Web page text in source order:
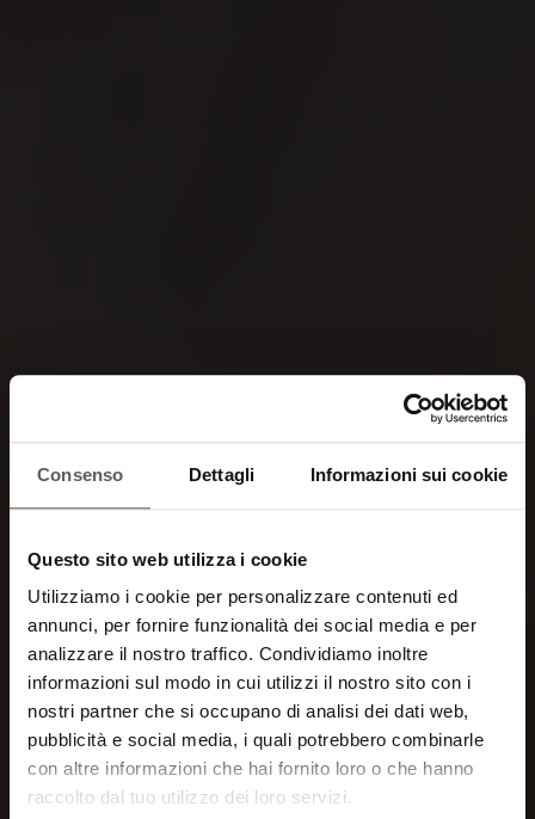
Consenso Dettagli Informazioni sui cookie
Questo sito web utilizza i cookie
Utilizziamo i cookie per personalizzare contenuti ed
annunci, per fornire funzionalità dei social media e per
analizzare il nostro traffico. Condividiamo inoltre
informazioni sul modo in cui utilizzi il nostro sito con i
nostri partner che si occupano di analisi dei dati web,
pubblicità e social media, i quali potrebbero combinarle
con altre informazioni che hai fornito loro o che hanno
raccolto dal tuo utilizzo dei loro servizi.
Escape... for some